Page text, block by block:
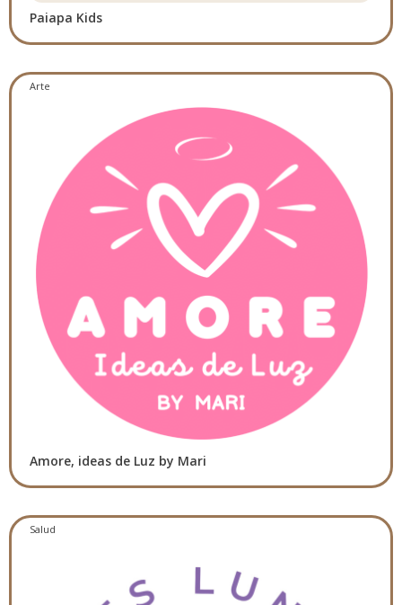
Paiapa Kids
Arte
Amore, ideas de Luz by Mari
Salud